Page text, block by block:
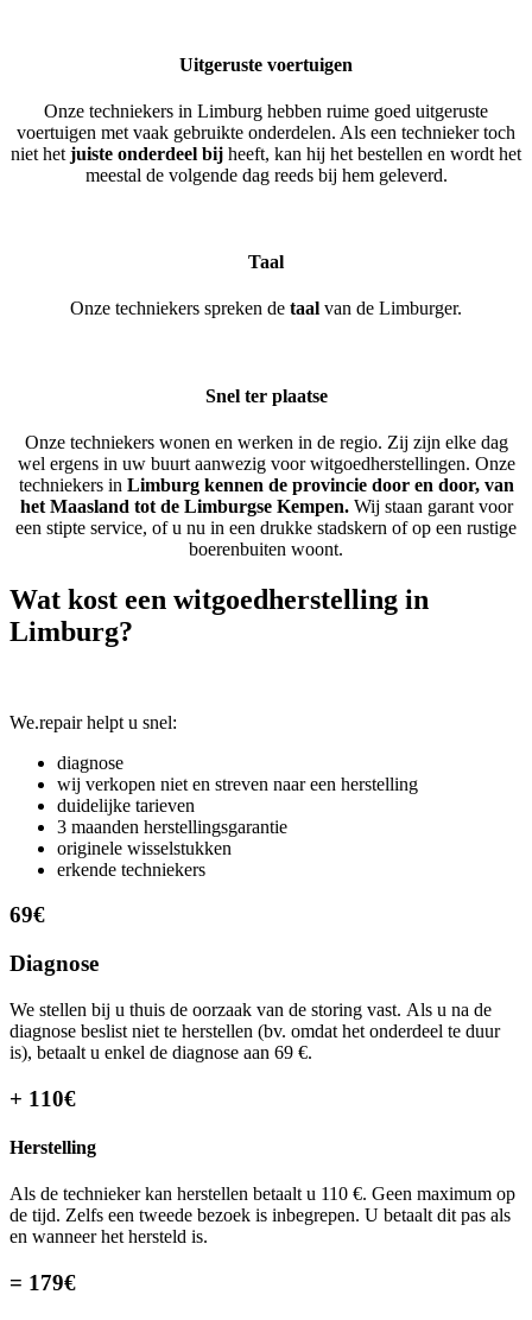
Uitgeruste voertuigen
Onze techniekers in Limburg hebben ruime goed uitgeruste
voertuigen met vaak gebruikte onderdelen. Als een technieker toch
niet het juiste onderdeel bij heeft, kan hij het bestellen en wordt het
meestal de volgende dag reeds bij hem geleverd.
Taal
Onze techniekers spreken de taal van de Limburger.
Snel ter plaatse
Onze techniekers wonen en werken in de regio. Zij zijn elke dag
wel ergens in uw buurt aanwezig voor witgoedherstellingen. Onze
techniekers in Limburg kennen de provincie door en door, van
het Maasland tot de Limburgse Kempen.Wij staan garant voor
een stipte service, of u nu in een drukke stadskern of op een rustige
boerenbuiten woont.
Wat kost een witgoedherstelling in
Limburg?
We.repair helpt u snel:
diagnose
wij verkopen niet en streven naar een herstelling
duidelijke tarieven
3 maanden herstellingsgarantie
originele wisselstukken
erkende techniekers
69€
Diagnose
We stellen bij u thuis de oorzaak van de storing vast. Als u na de
diagnose beslist niet te herstellen (bv. omdat het onderdeel te duur
is), betaalt u enkel de diagnose aan 69 €.
+ 110€
Herstelling
Als de technieker kan herstellen betaalt u 110 €. Geen maximum op
de tijd. Zelfs een tweede bezoek is inbegrepen. U betaalt dit pas als
en wanneer het hersteld is.
= 179€